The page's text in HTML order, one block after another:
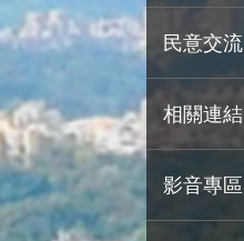
民意交流
相關連結
影音專區